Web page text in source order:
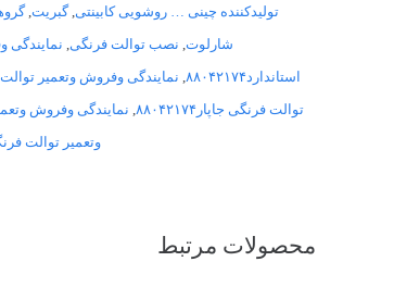
تولیدکننده چینی … روشویی کابینتی ,گبریت ,
شارلوت نصب توالت فرنگی نمایندگی
استاندارد۸۸۰۴۲۱۷۴
نمایندگی وفروش وتعمیر توالت
توالت فرنگی جاپار۸۸۰۴۲۱۷۴
نمایندگی وفروش وتعمیر
وتعمیر توالت فرنگی
محصولات مرتبط